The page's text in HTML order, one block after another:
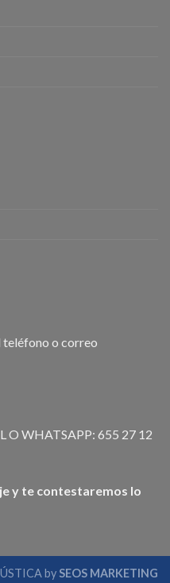
teléfono o correo
O WHATSAPP: 655 27 12
y te contestaremos lo
by SEOS MARKETING